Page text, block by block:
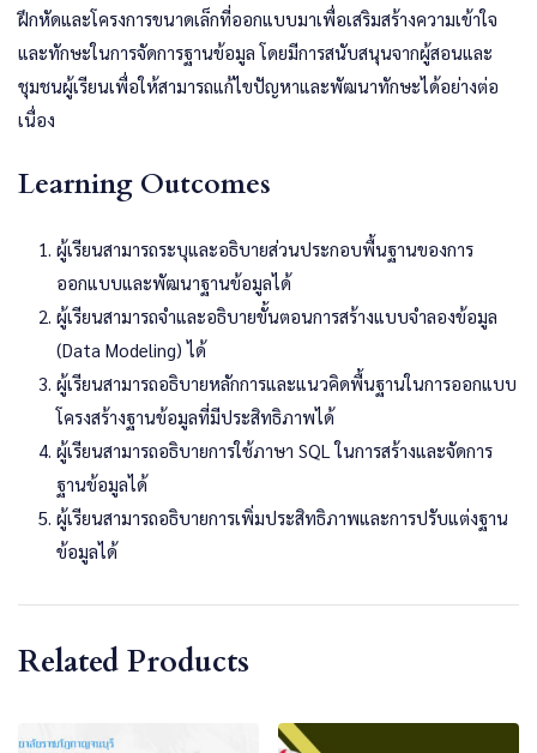
ฝึกหัดและโครงการขนาดเล็กที่ออกแบบมาเพื่อเสริมสร้างความเข้าใจ
และทักษะในการจัดการฐานข้อมูล โดยมีการสนับสนุนจากผู้สอนและ
ชุมชนผู้เรียนเพื่อให้สามารถแก้ไขปัญหาและพัฒนาทักษะได้อย่างต่อ
เนื่อง
Learning Outcomes
ผู้เรียนสามารถระบุและอธิบายส่วนประกอบพื้นฐานของการ
ออกแบบและพัฒนาฐานข้อมูลได้
ผู้เรียนสามารถจำและอธิบายขั้นตอนการสร้างแบบจำลองข้อมูล
(Data Modeling) ได้
ผู้เรียนสามารถอธิบายหลักการและแนวคิดพื้นฐานในการออกแบบ
โครงสร้างฐานข้อมูลที่มีประสิทธิภาพได้
ผู้เรียนสามารถอธิบายการใช้ภาษา SQL ในการสร้างและจัดการ
ฐานข้อมูลได้
ผู้เรียนสามารถอธิบายการเพิ่มประสิทธิภาพและการปรับแต่งฐาน
ข้อมูลได้
Related Products